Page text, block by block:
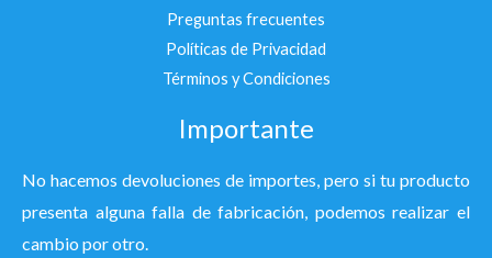
Preguntas frecuentes
Políticas de Privacidad
Términos y Condiciones
Importante
No hacemos devoluciones de importes, pero si tu producto
presenta alguna falla de fabricación, podemos realizar el
cambio por otro.